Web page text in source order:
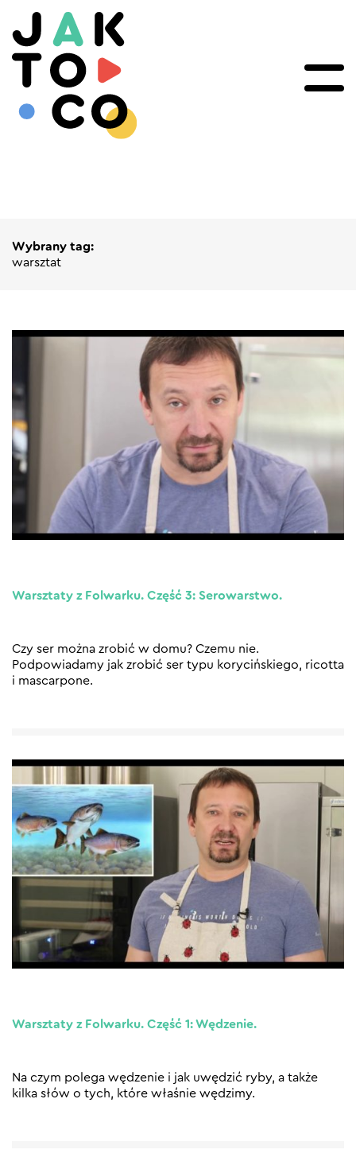
Wybrany tag:
warsztat
Warsztaty z Folwarku. Część 3: Serowarstwo.
Czy ser można zrobić w domu? Czemu nie.
Podpowiadamy jak zrobić ser typu korycińskiego, ricotta
i mascarpone.
Warsztaty z Folwarku. Część 1: Wędzenie.
Na czym polega wędzenie i jak uwędzić ryby, a także
kilka słów o tych, które właśnie wędzimy.